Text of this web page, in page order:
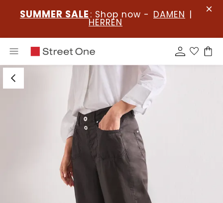
SUMMER SALE : Shop now - DAMEN |
HERREN